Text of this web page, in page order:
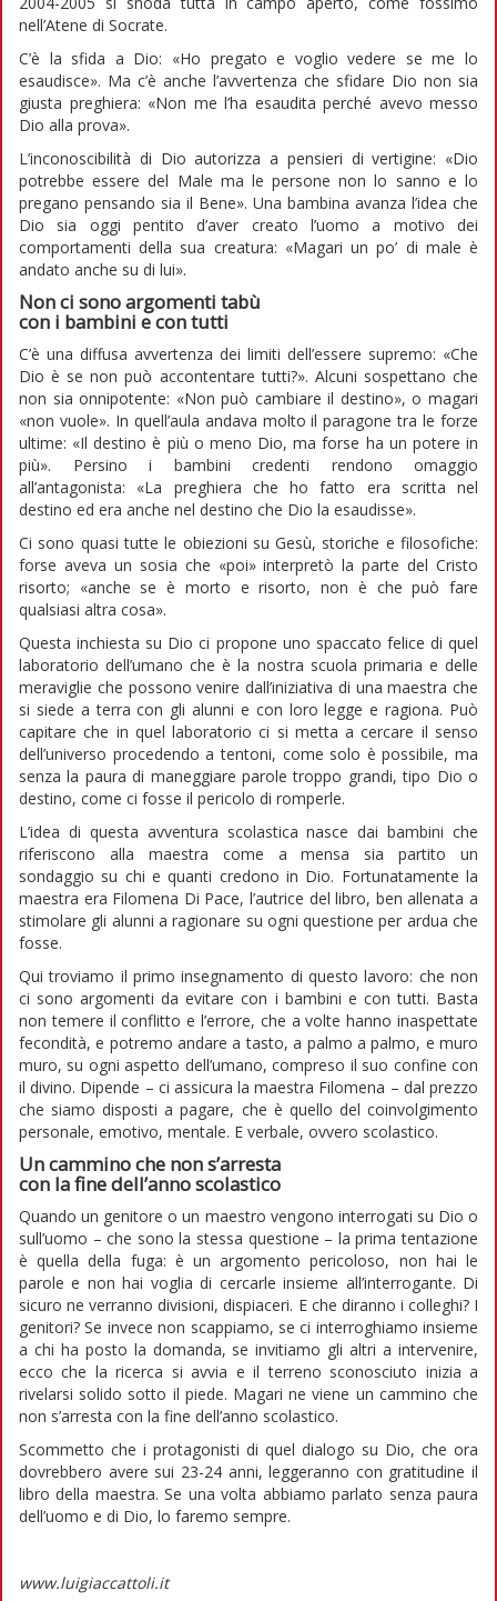
nell’Atene di Socrate.
C’è la sfida a Dio: «Ho pregato e voglio vedere se me lo
esaudisce». Ma c’è anche l’avvertenza che sfidare Dio non sia
giusta preghiera: «Non me l’ha esaudita perché avevo messo
Dio alla prova».
L’inconoscibilità di Dio autorizza a pensieri di vertigine: «Dio
potrebbe essere del Male ma le persone non lo sanno e lo
pregano pensando sia il Bene». Una bambina avanza l’idea che
Dio sia oggi pentito d’aver creato l’uomo a motivo dei
comportamenti della sua creatura: «Magari un po’ di male è
andato anche su di lui».
Non ci sono argomenti tabù
con i bambini e con tutti
C’è una diffusa avvertenza dei limiti dell’essere supremo: «Che
Dio è se non può accontentare tutti?». Alcuni sospettano che
non sia onnipotente: «Non può cambiare il destino», o magari
«non vuole». In quell’aula andava molto il paragone tra le forze
ultime: «Il destino è più o meno Dio, ma forse ha un potere in
più». Persino i bambini credenti rendono omaggio
all’antagonista: «La preghiera che ho fatto era scritta nel
destino ed era anche nel destino che Dio la esaudisse».
Ci sono quasi tutte le obiezioni su Gesù, storiche e filosofiche:
forse aveva un sosia che «poi» interpretò la parte del Cristo
risorto; «anche se è morto e risorto, non è che può fare
qualsiasi altra cosa».
Questa inchiesta su Dio ci propone uno spaccato felice di quel
laboratorio dell’umano che è la nostra scuola primaria e delle
meraviglie che possono venire dall’iniziativa di una maestra che
si siede a terra con gli alunni e con loro legge e ragiona. Può
capitare che in quel laboratorio ci si metta a cercare il senso
dell’universo procedendo a tentoni, come solo è possibile, ma
senza la paura di maneggiare parole troppo grandi, tipo Dio o
destino, come ci fosse il pericolo di romperle.
L’idea di questa avventura scolastica nasce dai bambini che
riferiscono alla maestra come a mensa sia partito un
sondaggio su chi e quanti credono in Dio. Fortunatamente la
maestra era Filomena Di Pace, l’autrice del libro, ben allenata a
stimolare gli alunni a ragionare su ogni questione per ardua che
fosse.
Qui troviamo il primo insegnamento di questo lavoro: che non
ci sono argomenti da evitare con i bambini e con tutti. Basta
non temere il conflitto e l’errore, che a volte hanno inaspettate
fecondità, e potremo andare a tasto, a palmo a palmo, e muro
muro, su ogni aspetto dell’umano, compreso il suo confine con
il divino. Dipende – ci assicura la maestra Filomena – dal prezzo
che siamo disposti a pagare, che è quello del coinvolgimento
personale, emotivo, mentale. E verbale, ovvero scolastico.
Un cammino che non s’arresta
con la fine dell’anno scolastico
Quando un genitore o un maestro vengono interrogati su Dio o
sull’uomo – che sono la stessa questione – la prima tentazione
è quella della fuga: è un argomento pericoloso, non hai le
parole e non hai voglia di cercarle insieme all’interrogante. Di
sicuro ne verranno divisioni, dispiaceri. E che diranno i colleghi? I
genitori? Se invece non scappiamo, se ci interroghiamo insieme
a chi ha posto la domanda, se invitiamo gli altri a intervenire,
ecco che la ricerca si avvia e il terreno sconosciuto inizia a
rivelarsi solido sotto il piede. Magari ne viene un cammino che
non s’arresta con la fine dell’anno scolastico.
Scommetto che i protagonisti di quel dialogo su Dio, che ora
dovrebbero avere sui 23-24 anni, leggeranno con gratitudine il
libro della maestra. Se una volta abbiamo parlato senza paura
dell’uomo e di Dio, lo faremo sempre.
www.luigiaccattoli.it